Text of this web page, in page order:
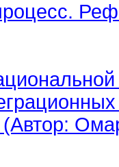
(Автор: